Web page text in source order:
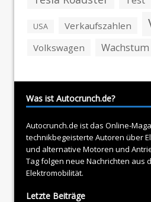
USA Verkaufszahlen
Volkswagen Wachstum
Was ist Autocrunch.de?
Autocrunch.de ist das Online-
technikbegeisterte Autoren über
und alternative Motoren und
Tag folgen neue Nachrichten aus
Elektromobilität.
Letzte Beiträge